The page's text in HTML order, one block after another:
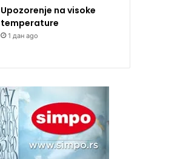
Upozorenje na visoke
temperature
1 дан ago